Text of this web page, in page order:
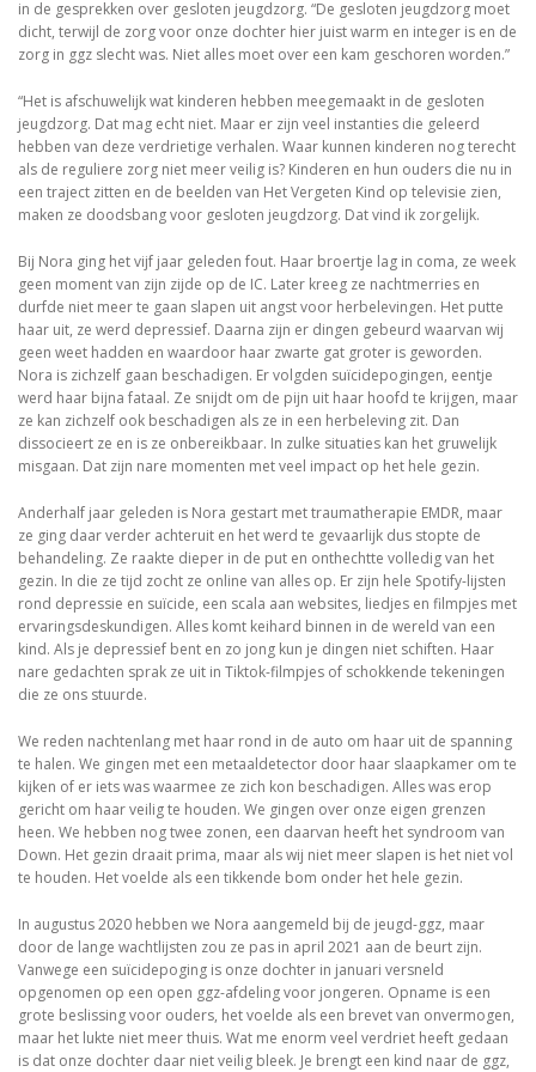
in de gesprekken over gesloten jeugdzorg. “De gesloten jeugdzorg moet
dicht, terwijl de zorg voor onze dochter hier juist warm en integer is en de
zorg in ggz slecht was. Niet alles moet over een kam geschoren worden.”
“Het is afschuwelijk wat kinderen hebben meegemaakt in de gesloten
jeugdzorg. Dat mag echt niet. Maar er zijn veel instanties die geleerd
hebben van deze verdrietige verhalen. Waar kunnen kinderen nog terecht
als de reguliere zorg niet meer veilig is? Kinderen en hun ouders die nu in
een traject zitten en de beelden van Het Vergeten Kind op televisie zien,
maken ze doodsbang voor gesloten jeugdzorg. Dat vind ik zorgelijk.
Bij Nora ging het vijf jaar geleden fout. Haar broertje lag in coma, ze week
geen moment van zijn zijde op de IC. Later kreeg ze nachtmerries en
durfde niet meer te gaan slapen uit angst voor herbelevingen. Het putte
haar uit, ze werd depressief. Daarna zijn er dingen gebeurd waarvan wij
geen weet hadden en waardoor haar zwarte gat groter is geworden.
Nora is zichzelf gaan beschadigen. Er volgden suïcidepogingen, eentje
werd haar bijna fataal. Ze snijdt om de pijn uit haar hoofd te krijgen, maar
ze kan zichzelf ook beschadigen als ze in een herbeleving zit. Dan
dissocieert ze en is ze onbereikbaar. In zulke situaties kan het gruwelijk
misgaan. Dat zijn nare momenten met veel impact op het hele gezin.
Anderhalf jaar geleden is Nora gestart met traumatherapie EMDR, maar
ze ging daar verder achteruit en het werd te gevaarlijk dus stopte de
behandeling. Ze raakte dieper in de put en onthechtte volledig van het
gezin. In die ze tijd zocht ze online van alles op. Er zijn hele Spotify-lijsten
rond depressie en suïcide, een scala aan websites, liedjes en filmpjes met
ervaringsdeskundigen. Alles komt keihard binnen in de wereld van een
kind. Als je depressief bent en zo jong kun je dingen niet schiften. Haar
nare gedachten sprak ze uit in Tiktok-filmpjes of schokkende tekeningen
die ze ons stuurde.
We reden nachtenlang met haar rond in de auto om haar uit de spanning
te halen. We gingen met een metaaldetector door haar slaapkamer om te
kijken of er iets was waarmee ze zich kon beschadigen. Alles was erop
gericht om haar veilig te houden. We gingen over onze eigen grenzen
heen. We hebben nog twee zonen, een daarvan heeft het syndroom van
Down. Het gezin draait prima, maar als wij niet meer slapen is het niet vol
te houden. Het voelde als een tikkende bom onder het hele gezin.
In augustus 2020 hebben we Nora aangemeld bij de jeugd-ggz, maar
door de lange wachtlijsten zou ze pas in april 2021 aan de beurt zijn.
Vanwege een suïcidepoging is onze dochter in januari versneld
opgenomen op een open ggz-afdeling voor jongeren. Opname is een
grote beslissing voor ouders, het voelde als een brevet van onvermogen,
maar het lukte niet meer thuis. Wat me enorm veel verdriet heeft gedaan
is dat onze dochter daar niet veilig bleek. Je brengt een kind naar de ggz,